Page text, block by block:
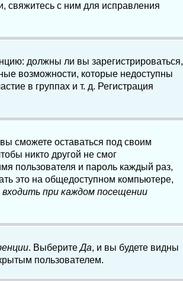
свяжитесь с ним для исправления
должны ли вы зарегистрироваться,
возможности, которые недоступны
в группах и т. д. Регистрация
сможете оставаться под своим
никто другой не смог
пользователя и пароль каждый раз,
это на общедоступном компьютере,
при каждом посещении
. ВыберитеДа, и вы будете видны
пользователем.